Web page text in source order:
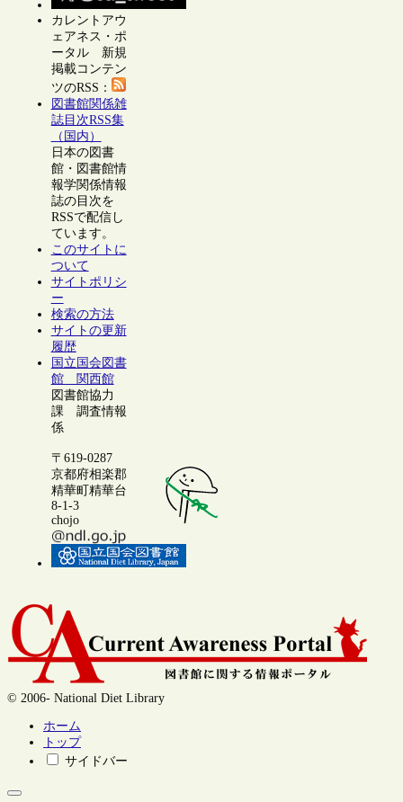
カレントアウ
ェアネス・ポ
ータル 新規
掲載コンテン
ツのRSS：
図書館関係雑
誌目次RSS集
（国内）
日本の図書
館・図書館情
報学関係情報
誌の目次を
RSSで配信し
ています。
このサイトに
ついて
サイトポリシ
ー
検索の方法
サイトの更新
履歴
国立国会図書
館 関西館
図書館協力
課 調査情報
係
〒619-0287
京都府相楽郡
精華町精華台
8-1-3
chojo
© 2006- National Diet Library
ホーム
トップ
サイドバー